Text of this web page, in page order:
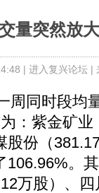
量突然放大
| 进入复兴论坛|
同时段均
：紫金矿业
份（
。
万股）、